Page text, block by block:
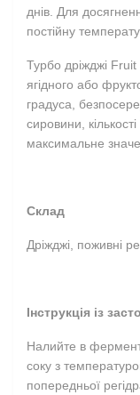
днів. Для
постійну
Турбо дріжджі Fruit
ягідного або
градуса,
сировини,
максимальне
Склад
Дріжджі, поживні
Інструкція із
Налийте в
соку з
попередньої